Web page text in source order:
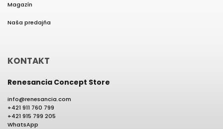
Magazín
Naša predajňa
KONTAKT
Renesancia Concept Store
info@renesancia.com
+421 911 760 799
+421 915 799 205
WhatsApp